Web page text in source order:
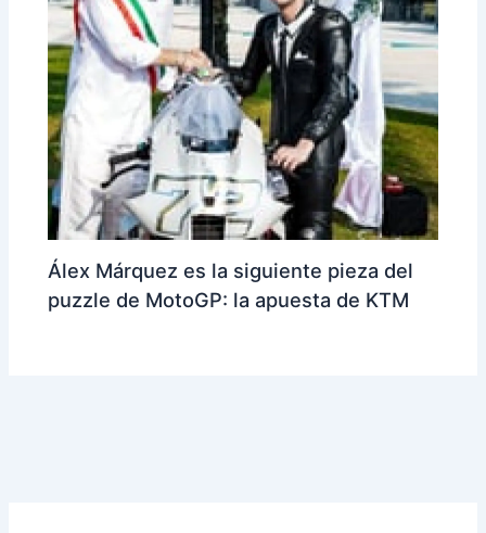
Álex Márquez es la siguiente pieza del
puzzle de MotoGP: la apuesta de KTM